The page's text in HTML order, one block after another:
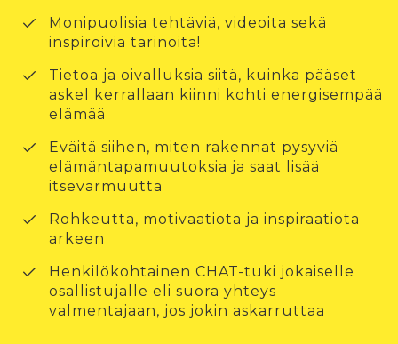
Monipuolisia tehtäviä, videoita sekä
inspiroivia tarinoita!
Tietoa ja oivalluksia siitä, kuinka pääset
askel kerrallaan kiinni kohti energisempää
elämää
Eväitä siihen, miten rakennat pysyviä
elämäntapamuutoksia ja saat lisää
itsevarmuutta
Rohkeutta, motivaatiota ja inspiraatiota
arkeen
Henkilökohtainen CHAT-tuki jokaiselle
osallistujalle eli suora yhteys
valmentajaan, jos jokin askarruttaa